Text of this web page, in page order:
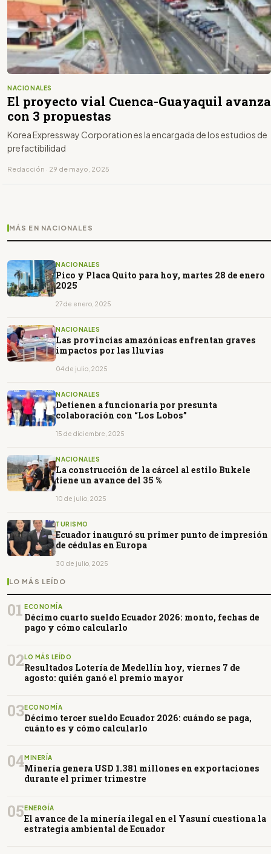
NACIONALES
El proyecto vial Cuenca-Guayaquil avanza
con 3 propuestas
Korea Expressway Corporation es la encargada de los estudios de
prefactibilidad
Redacción · 29 de mayo, 2025
MÁS EN NACIONALES
NACIONALES
Pico y Placa Quito para hoy, martes 28 de enero
2025
27 de enero, 2025
NACIONALES
Las provincias amazónicas enfrentan graves
impactos por las lluvias
04 de julio, 2025
NACIONALES
Detienen a funcionaria por presunta
colaboración con “Los Lobos”
15 de diciembre, 2025
NACIONALES
La construcción de la cárcel al estilo Bukele
tiene un avance del 35 %
10 de julio, 2025
TURISMO
Ecuador inauguró su primer punto de impresión
de cédulas en Europa
30 de julio, 2025
LO MÁS LEÍDO
01 ECONOMÍA
Décimo cuarto sueldo Ecuador 2026: monto, fechas de
pago y cómo calcularlo
02 LO MÁS LEÍDO
Resultados Lotería de Medellín hoy, viernes 7 de
agosto: quién ganó el premio mayor
03ECONOMÍA
Décimo tercer sueldo Ecuador 2026: cuándo se paga,
cuánto es y cómo calcularlo
04MINERÍA
Minería genera USD 1.381 millones en exportaciones
durante el primer trimestre
05 ENERGÍA
El avance de la minería ilegal en el Yasuní cuestiona la
estrategia ambiental de Ecuador